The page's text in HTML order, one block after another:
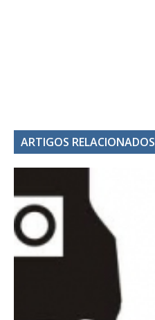
ARTIGOS RELACIONADOS